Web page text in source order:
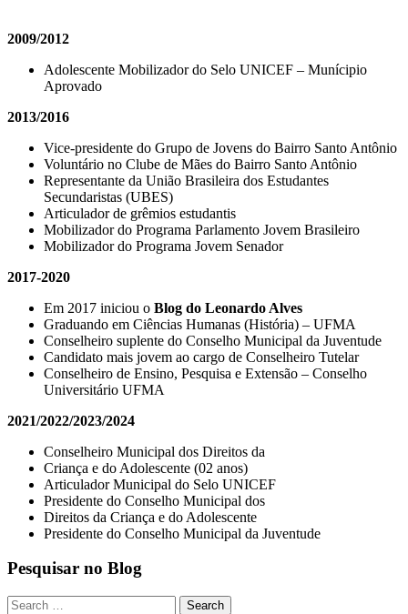
2009/2012
Adolescente Mobilizador do Selo UNICEF – Munícipio
Aprovado
2013/2016
Vice-presidente do Grupo de Jovens do Bairro Santo Antônio
Voluntário no Clube de Mães do Bairro Santo Antônio
Representante da União Brasileira dos Estudantes
Secundaristas (UBES)
Articulador de grêmios estudantis
Mobilizador do Programa Parlamento Jovem Brasileiro
Mobilizador do Programa Jovem Senador
2017-2020
Em 2017 iniciou o Blog do Leonardo Alves
Graduando em Ciências Humanas (História) – UFMA
Conselheiro suplente do Conselho Municipal da Juventude
Candidato mais jovem ao cargo de Conselheiro Tutelar
Conselheiro de Ensino, Pesquisa e Extensão – Conselho
Universitário UFMA
2021/2022/2023/2024
Conselheiro Municipal dos Direitos da
Criança e do Adolescente (02 anos)
Articulador Municipal do Selo UNICEF
Presidente do Conselho Municipal dos
Direitos da Criança e do Adolescente
Presidente do Conselho Municipal da Juventude
Pesquisar no Blog